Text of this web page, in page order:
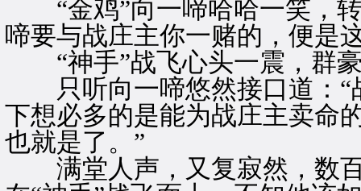
“金鸡”向一啼哈哈一笑，转
啼要与战庄主你一赌的，便是
“神手”战飞心头一震，群豪
只听向一啼悠然接口道：“
下想必多的是能为战庄主卖命
也就是了。”
满堂人声，又复寂然，数百